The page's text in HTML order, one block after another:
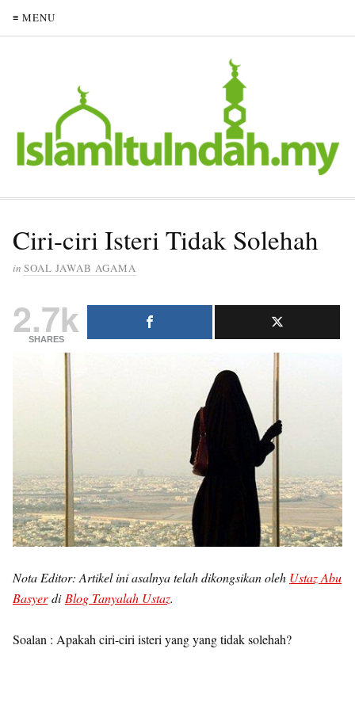
≡ MENU
Ciri-ciri Isteri Tidak Solehah
in SOAL JAWAB AGAMA
2.7k
SHARES
Nota Editor: Artikel ini asalnya telah dikongsikan oleh Ustaz Abu
Basyerdi Blog Tanyalah Ustaz.
Soalan : Apakah ciri-ciri isteri yang yang tidak solehah?